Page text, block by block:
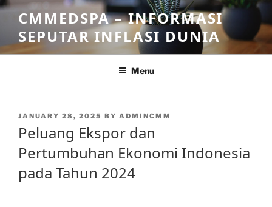
Skip
content
CMMEDSPA – INFORMASI
SEPUTAR INFLASI DUNIA
Menu
POSTED
JANUARY 28, 2025 BY ADMINCMM
Peluang Ekspor dan
Pertumbuhan Ekonomi Indonesia
pada Tahun 2024